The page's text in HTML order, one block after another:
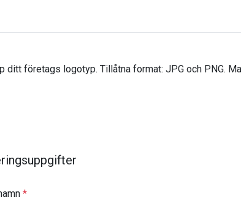
ditt företags logotyp. Tillåtna format: JPG och PNG.
*